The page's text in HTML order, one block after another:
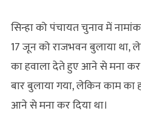
सिन्हा को पंचायत चुनाव में
17 जून को राजभवन बुलाया था,
का हवाला देते हुए आने से मना कर
बार बुलाया गया, लेकिन काम का
आने से मना कर दिया था।